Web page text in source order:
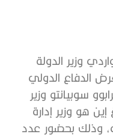
وزير الدولة
الدفاع الدولي
سوبيانتو وزير
هو وزير إدارة
وذلك بحضور عدد